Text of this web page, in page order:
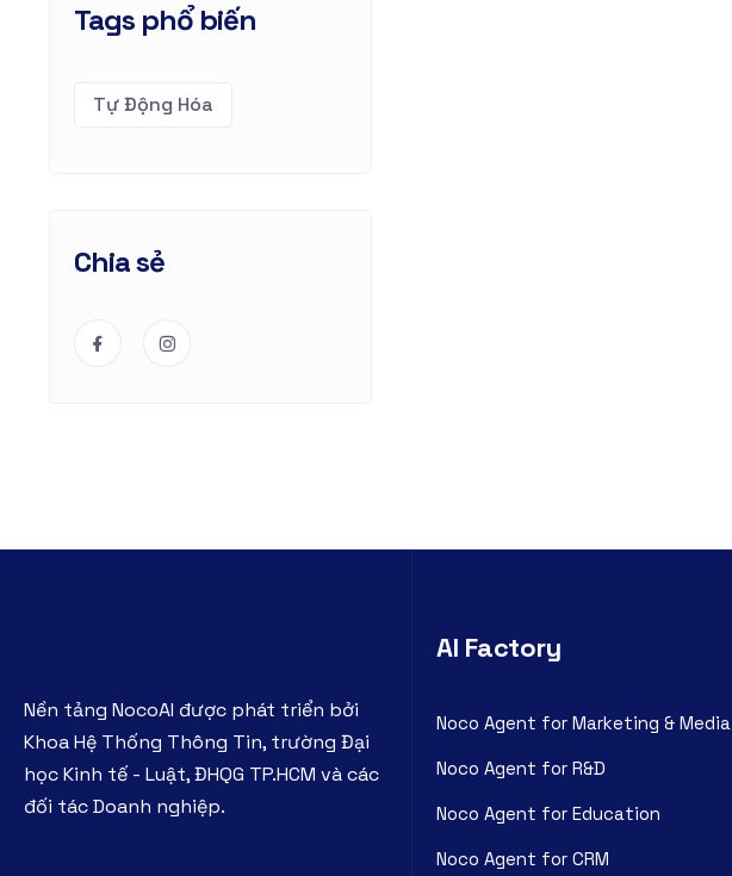
Tags phổ biến
Tự Động Hóa
Chia sẻ
Nền tảng NocoAI được phát triển bởi
Khoa Hệ Thống Thông Tin, trường Đại
học Kinh tế - Luật, ĐHQG TP.HCM và các
đối tác Doanh nghiệp.
AI Factory
Noco Agent for Marketing & Media
Noco Agent for R&D
Noco Agent for Education
Noco Agent for CRM